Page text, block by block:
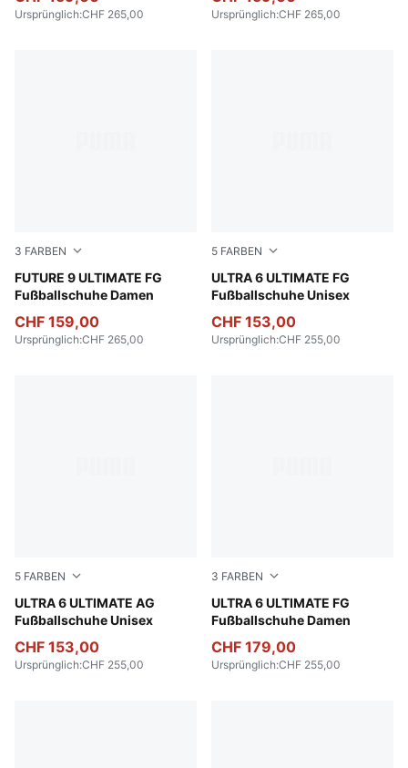
Ursprünglich:CHF 265,00 Ursprünglich:CHF 265,00
3 FARBEN
FUTURE 9 ULTIMATE FG
Fußballschuhe Damen
Poison Pink-Sun Stream-Bright Aqua-PUMA White
CHF 159,00
Ursprünglich:CHF 265,00
5 FARBEN
ULTRA 6 ULTIMATE FG
Fußballschuhe Unisex
Poison Pink-PUMA White-
CHF 153,00
Ursprünglich:CHF 255,00
5 FARBEN
ULTRA 6 ULTIMATE AG
Fußballschuhe Unisex
Poison Pink-PUMA White-Sun Stream-Bright Aqua-
CHF 153,00
Ursprünglich:CHF 255,00
3 FARBEN
ULTRA 6 ULTIMATE FG
Fußballschuhe Damen
Bright Aqua-PUMA White-
CHF 179,00
Ursprünglich:CHF 255,00